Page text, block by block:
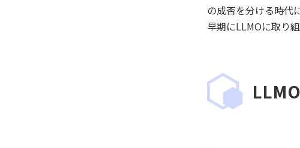
の成否を分ける時代
早期にLLMOに取り